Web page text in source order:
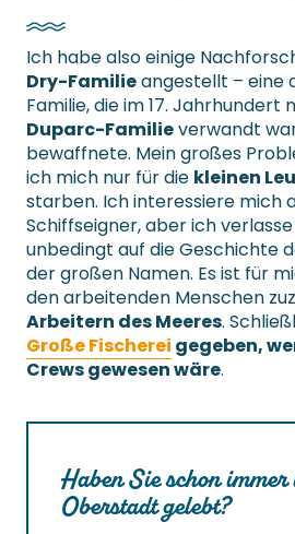
Ich habe also einige
Dry-Familieangestellt – eine
Familie, die im 17. Jahrhundert
Duparc-Familieverwandt
bewaffnete. Mein großes
ich mich nur für die kleinen
starben. Ich interessiere mich
Schiffseigner, aber ich
unbedingt auf die Geschichte
der großen Namen. Es ist für
den arbeitenden Menschen
Arbeitern des Meeres.
Große Fischerei gegeben,
Crews gewesen wäre.
Haben Sie schon
Oberstadt gelebt?